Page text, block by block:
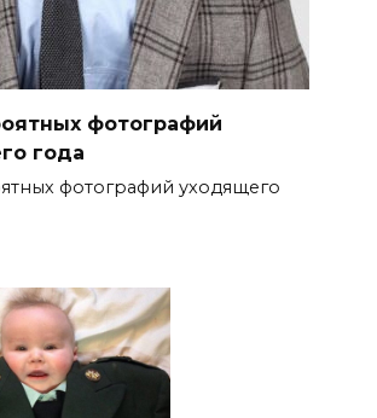
фотографий
года
фотографий уходящего